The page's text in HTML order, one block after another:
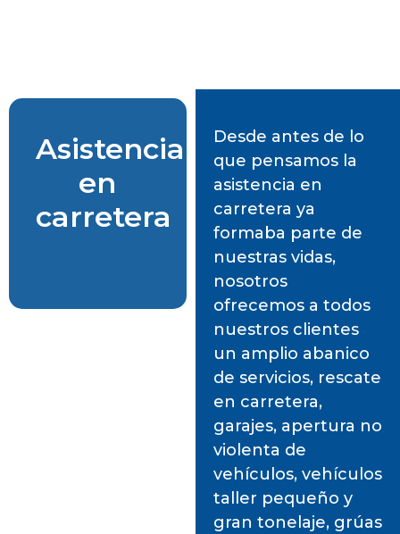
Asistencia
en
carretera
Desde antes de lo
que pensamos la
asistencia en
carretera ya
formaba parte de
nuestras vidas,
nosotros
ofrecemos a todos
nuestros clientes
un amplio abanico
de servicios, rescate
en carretera,
garajes, apertura no
violenta de
vehículos, vehículos
taller pequeño y
gran tonelaje, grúas